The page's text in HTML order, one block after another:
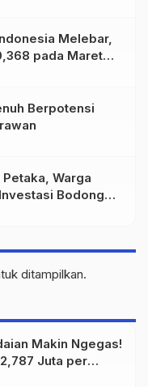
Melebar,
pada Maret
Berpotensi
Warga
Bodong
ditampilkan.
Makin Ngegas!
Juta per